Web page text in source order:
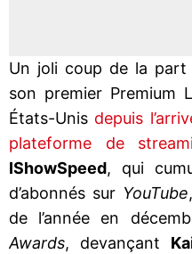
Un joli coup de la
son premier Premium
États-Unis depuis
plateforme de
IShowSpeed, qui
d’abonnés sur YouTube
de l’année en
Awards, devançant